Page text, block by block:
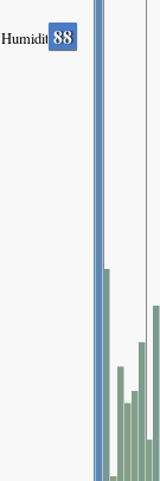
Humidity88